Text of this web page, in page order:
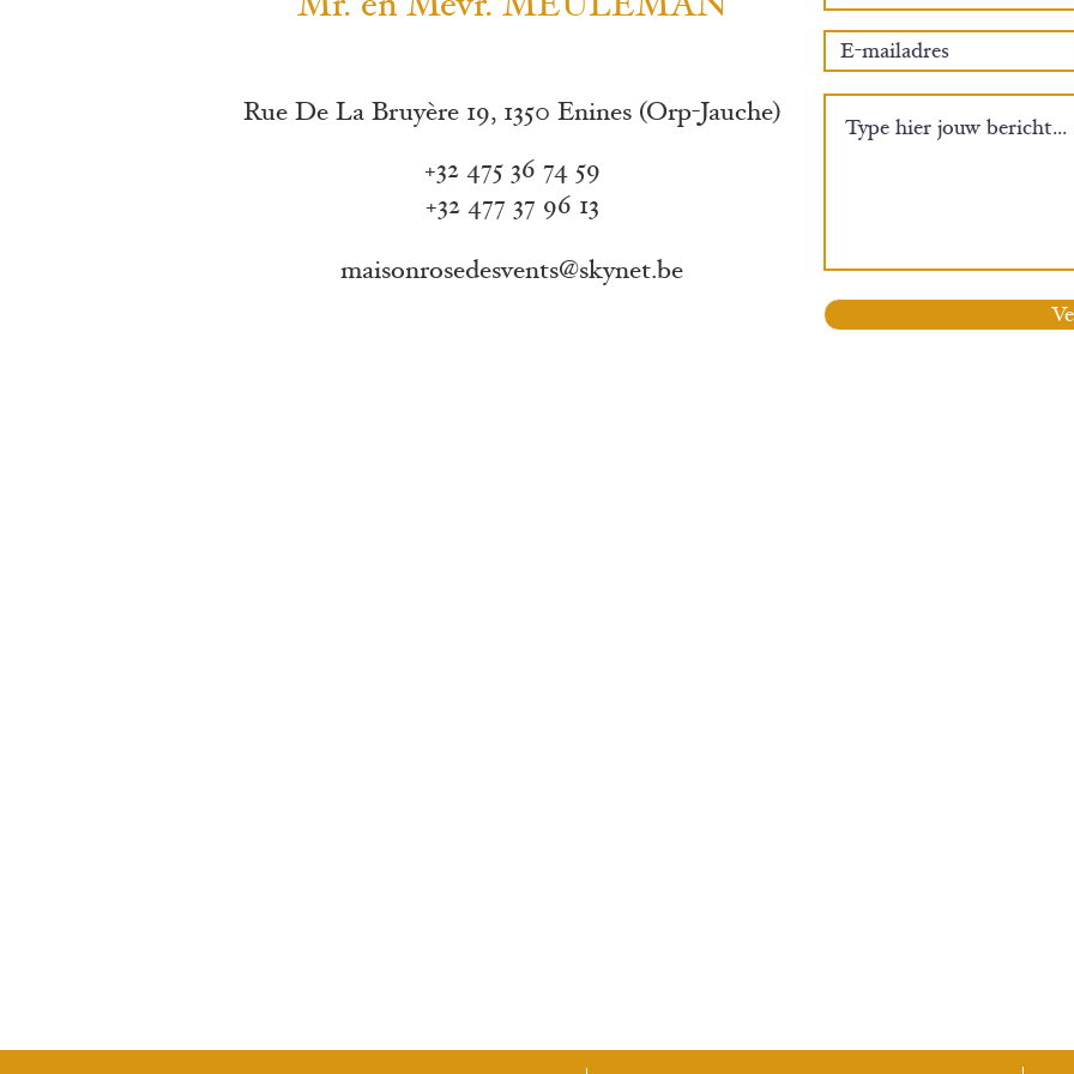
Rue De La Bruyère 19, 1350 Enines (Orp-Jauche)
+32 475 36 74 59
+32 477 37 96 13
maisonrosedesvents@skynet.be